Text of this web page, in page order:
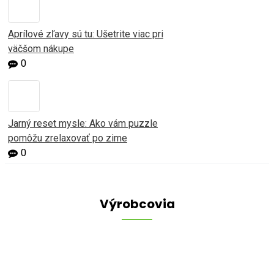
Aprílové zľavy sú tu: Ušetrite viac pri
väčšom nákupe
0
Jarný reset mysle: Ako vám puzzle
pomôžu zrelaxovať po zime
0
Výrobcovia